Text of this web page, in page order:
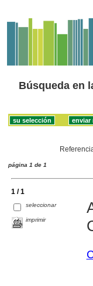
Búsqueda en
página 1 de 1
1 / 1
seleccionar
imprimir